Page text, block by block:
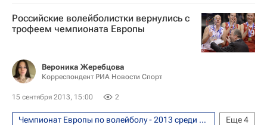
Волейбол
Юрий Маричев
Чемпионат Европы по волейболу среди женщин
Российские волейболистки вернулись с
трофеем чемпионата Европы
Вероника Жеребцова
Корреспондент РИА Новости Спорт
15 сентября 2013, 15:00 2
Еще4
Чемпионат Европы по волейболу - 2013 среди женских сборных. 6 - 14 сентября